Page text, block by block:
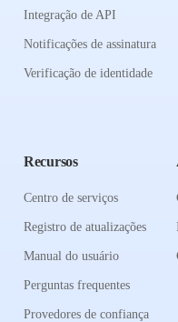
Integração de API
Notificações de assinatura
Verificação de identidade
Recursos
Centro de serviços
Registro de atualizações
Manual do usuário
Perguntas frequentes
Provedores de confiança